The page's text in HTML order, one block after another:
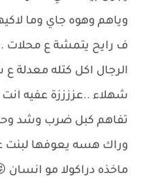
وياهم وهوه جاي وما
ف رايح يتمشة ع محلات
الرجال اكل كتله معدلة
شهلاء ..عززززة عفيه
تفاهم كبل ضرب وشد
وراك هسه يعوفها
ماخذه دراكولا مو انسان